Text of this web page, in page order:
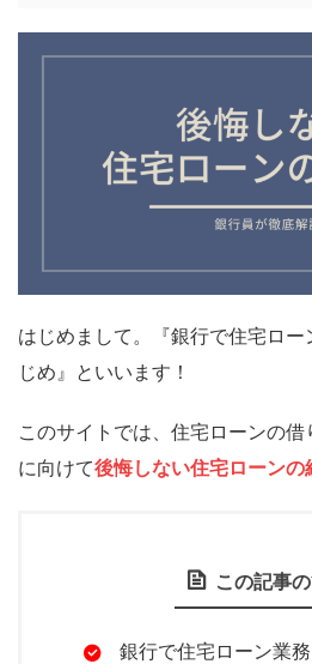
はじめまして。『銀行で住宅ロ
じめ』といいます！
このサイトでは、住宅ローンの借
に向けて後悔しない住宅ローンの
この記事
銀行で住宅ローン業